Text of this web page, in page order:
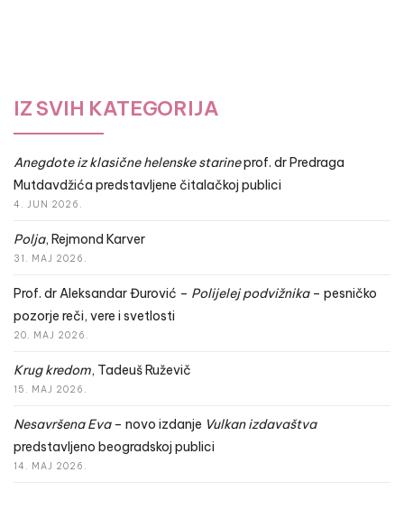
IZ SVIH KATEGORIJA
Anegdote iz klasične helenske starineprof. dr Predraga
Mutdavdžića predstavljene čitalačkoj publici
4. JUN 2026.
Polja, Rejmond Karver
31. MAJ 2026.
Prof. dr Aleksandar Đurović – Polijelej podvižnika– pesničko
pozorje reči, vere i svetlosti
20. MAJ 2026.
Krug kredom, Tadeuš Ruževič
15. MAJ 2026.
Nesavršena Eva– novo izdanje Vulkan izdavaštva
predstavljeno beogradskoj publici
14. MAJ 2026.